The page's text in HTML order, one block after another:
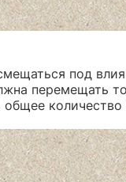
под
перемещать
количество